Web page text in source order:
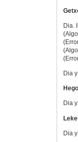
Dia.
Dia
Dia
Dia